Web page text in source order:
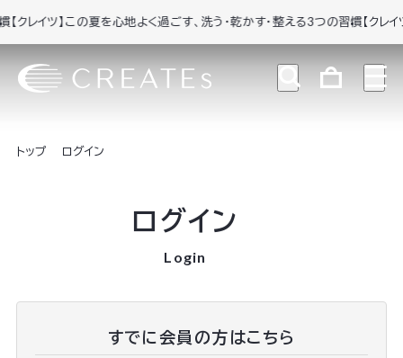
レイツ】この夏を心地よく過ごす、洗う・乾かす・整える3つの習慣【クレイツ
トップ ログイン
ログイン
Login
すでに会員の方はこちら